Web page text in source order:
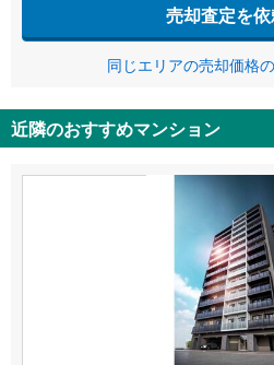
売却査定を
同じエリアの売却価格
近隣のおすすめマンション